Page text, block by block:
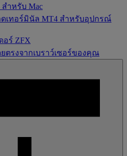
สำหรับ Mac
เทอร์มินัล MT4 สำหรับอุปกรณ์
อร์ ZFX
ตรงจากเบราว์เซอร์ของคุณ